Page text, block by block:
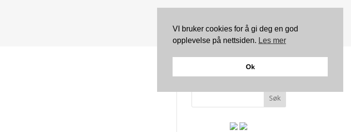
Søk
VI bruker cookies for å gi deg en god
opplevelse på nettsiden. Les mer
Ok